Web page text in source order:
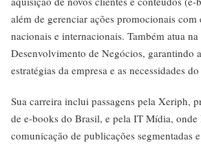
além de gerenciar ações promocionais com
nacionais e internacionais. Também atua
Desenvolvimento de Negócios, garantindo
estratégias da empresa e as necessidades
Sua carreira inclui passagens pela Xeriph,
de e-books do Brasil, e pela IT Mídia,
comunicação de publicações segmentadas